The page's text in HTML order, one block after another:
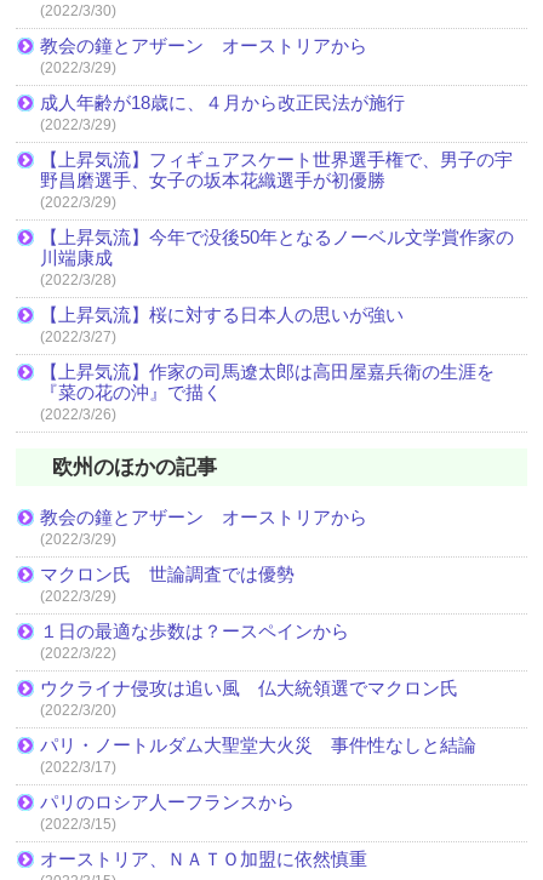
(2022/3/30)
教会の鐘とアザーン オーストリアから
(2022/3/29)
成人年齢が18歳に、４月から改正民法が施行
(2022/3/29)
【上昇気流】フィギュアスケート世界選手権で、男子の宇
野昌磨選手、女子の坂本花織選手が初優勝
(2022/3/29)
【上昇気流】今年で没後50年となるノーベル文学賞作家の
川端康成
(2022/3/28)
【上昇気流】桜に対する日本人の思いが強い
(2022/3/27)
【上昇気流】作家の司馬遼太郎は高田屋嘉兵衛の生涯を
『菜の花の沖』で描く
(2022/3/26)
欧州のほかの記事
教会の鐘とアザーン オーストリアから
(2022/3/29)
マクロン氏 世論調査では優勢
(2022/3/29)
１日の最適な歩数は？ースペインから
(2022/3/22)
ウクライナ侵攻は追い風 仏大統領選でマクロン氏
(2022/3/20)
パリ・ノートルダム大聖堂大火災 事件性なしと結論
(2022/3/17)
パリのロシア人ーフランスから
(2022/3/15)
オーストリア、ＮＡＴＯ加盟に依然慎重